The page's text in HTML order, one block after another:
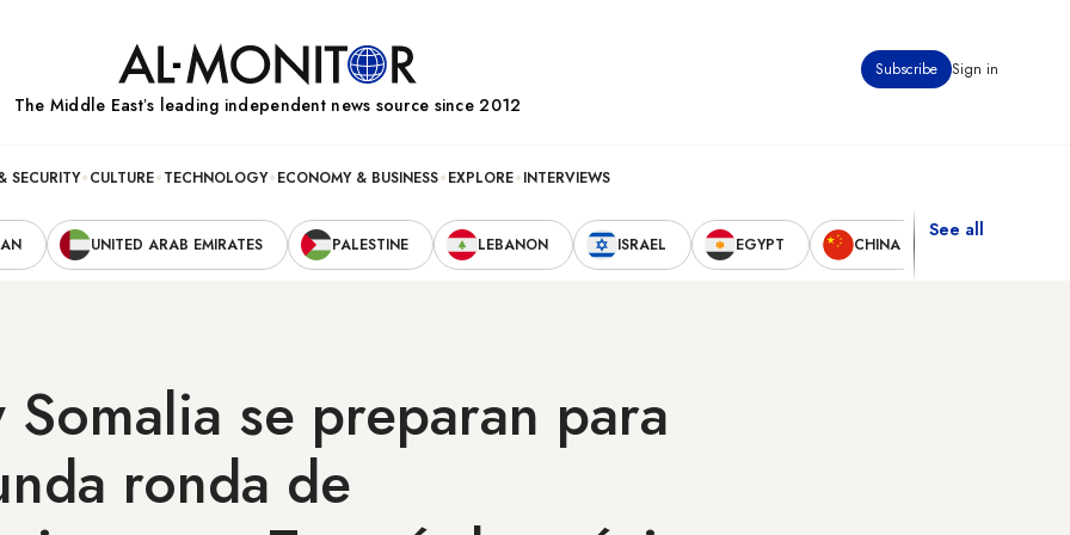
Subscribe Sign in
The Middle Eastʼs leading independent news source since 2012
SECURITY CULTURE TECHNOLOGY ECONOMY & BUSINESS EXPLORE INTERVIEWS
UNITED ARAB EMIRATES PALESTINE LEBANON ISRAEL EGYPT CHINA
See all
se preparan para
ronda de